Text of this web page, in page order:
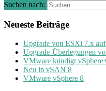
Suchen nach:
Neueste Beiträge
Upgrade von ESXi 7.x
Upgrade-Überlegungen
VMware kündigt
Neu in vSAN 8
VMware vSphere 8